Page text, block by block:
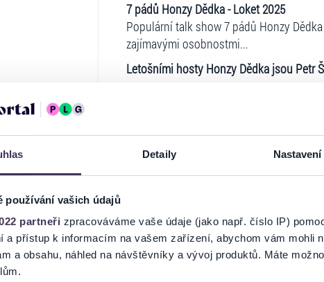
Detaily
používání vašich údajů
partneři zpracováváme vaše údaje (jako např. číslo IP)
a přístup k informacím na vašem zařízení, abychom vám mohli
a obsahu, náhled na návštěvníky a vývoj produktů. Máte
7 pádů Honzy Dědka - Loket 2025
Populární talk show 7 pádů Honzy
zajímavými osobnostmi...
Letošními hosty Honzy Dědka jsou Petr
https://www.facebook.com/events/
Vstupenky můžete zakoupit online
slevy NE / bezbariérový přístup ANO /
místa na agenturavlny@seznam.cz,
Ticketportal je zárukou
Na stránkách společnosti